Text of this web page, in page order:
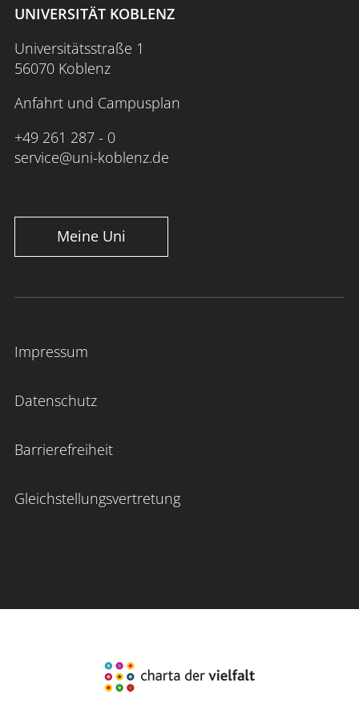
UNIVERSITÄT KOBLENZ
Universitätsstraße 1
56070 Koblenz
Anfahrt und Campusplan
+49 261 287 - 0
service@uni-koblenz.de
Meine Uni
Impressum
Datenschutz
Barrierefreiheit
Gleichstellungsvertretung